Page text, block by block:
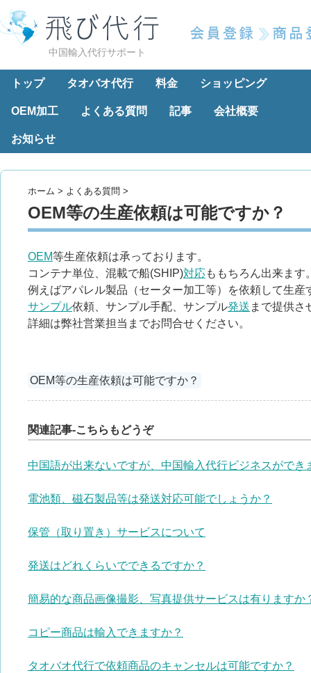
中国輸入代行サポート
トップ タオバオ代行 料金 ショッピング
OEM加工 よくある質問 記事 会社概要
お知らせ
ホーム > よくある質問 >
OEM等の生産依頼は可能ですか？
OEM等生産依頼は承っております。
コンテナ単位、混載で船(SHIP)対応ももちろん出来ます
例えばアパレル製品（セーター加工等）を依頼して生産
サンプル依頼、サンプル手配、サンプル発送 まで提供さ
詳細は弊社営業担当までお問合せください。
OEM等の生産依頼は可能ですか？
関連記事-こちらもどうぞ
中国語が出来ないですが、中国輸入代行ビジネスができ
電池類、磁石製品等は発送対応可能でしょうか？
保管（取り置き）サービスについて
発送はどれくらいでできるですか？
簡易的な商品画像撮影、写真提供サービスは有りますか
コピー商品は輸入できますか？
タオバオ代行で依頼商品のキャンセルは可能ですか？